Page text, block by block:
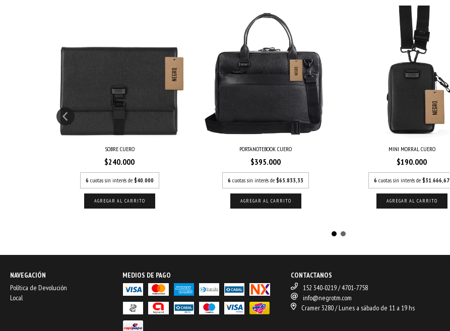
SOBRE CUERO
$240.000
6 cuotas sin interés de $40.000
PORTANOTEBOOK CUERO
$395.000
6 cuotas sin interés de $65.833,33
MINI MORRAL CUERO
$190.000
6 cuotas sin interés de $31.666,67
NAVEGACIÓN
Política de Devolución
Local
MEDIOS DE PAGO
CONTACTANOS
152 340-0219 / 4701-7758
info@negrotm.com
Cramer 3280 / Lunes a sábado de 11 a 19 hs